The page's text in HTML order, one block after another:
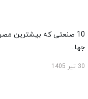
10 صنعتی که بیشترین مصرف
جها...
30 تیر 1405